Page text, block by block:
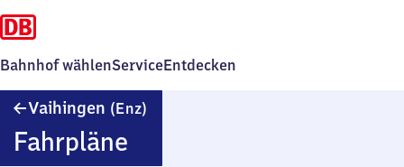
Bahnhof wählenServiceEntdecken
Vaihingen (Enz)
Fahrpläne